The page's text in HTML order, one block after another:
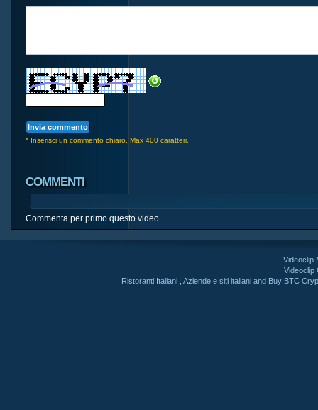
* Inserisci un commento chiaro. Max 400 caratteri.
COMMENTI
Commenta per primo questo video.
Videoclip
Videoclip
Ristoranti Italiani ,Aziende e siti italiani and Buy BTC